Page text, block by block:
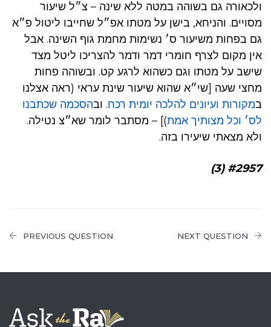
ולכאורה גם בשוהה במטה ללא שינה – צ״ל שיעור
מסויים. והניחא, בישן על מטתו אפ״ל שחייבו ליטול פ״א
גם בפחות משיעור ס׳ נשימות מחמת גוף השינה. אבל
אין מקום לצרף חומרי דמר ודמר להצריכו ליטל מצד
שישב על מטתו וגם כשהוא לרגע קט. ובשוהה פחות
מחצי שעה [שי״א שהוא שיעור שינת עראי (ראה אצלנו
במקורות ועיונים להלכה יומית רכח. ובהסכמה שכתבנו
לס׳ וכל מצותיך אמת)] – מסתבר לומר שא״צ נטילה.
ולא מצאתי שיעירו בזה.
#2957 (3)
PREVIOUS QUESTION NEXT QUESTION